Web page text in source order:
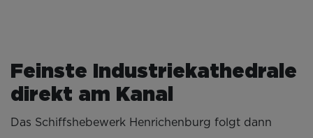
Feinste Industriekathedrale
direkt am Kanal
Das Schiffshebewerk Henrichenburg folgt dann